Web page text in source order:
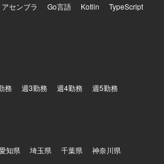
アセンブラ Go言語 Kotlin
TypeScript
務 週3勤務 週4勤務 週5勤務
知県 埼玉県 千葉県 神奈川県